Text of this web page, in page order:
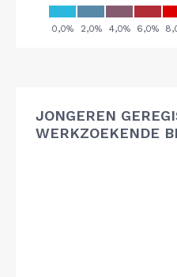
JONGEREN
WERKZOEKENDE